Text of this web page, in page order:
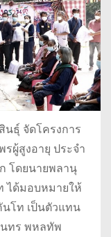
นธุ์ จัดโครงการ
ผู้สูงอายุ ประจำ
โดยนายพลานุ
ได้มอบหมายให้
โท เป็นตัวแทน
นทร พหลทัพ